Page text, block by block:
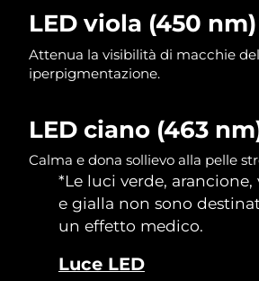
LED viola (450 nm)
Attenua la visibilità di macchie
iperpigmentazione.
LED ciano (463
Calma e dona sollievo alla pelle
*Le luci verde, arancione,
e gialla non sono
un effetto medico.
Luce LED
Sudafrica
Corea del Sud
Svezia
Svizzera
Taiwan
Thailandia